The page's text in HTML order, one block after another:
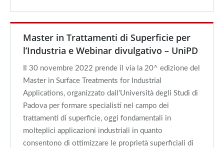
Master in Trattamenti di Superficie per
l’Industria e Webinar divulgativo – UniPD
Il 30 novembre 2022 prende il via la 20^ edizione del
Master in Surface Treatments for Industrial
Applications, organizzato dall’Università degli Studi di
Padova per formare specialisti nel campo dei
trattamenti di superficie, oggi fondamentali in
molteplici applicazioni industriali in quanto
consentono di ottimizzare le proprietà superficiali di